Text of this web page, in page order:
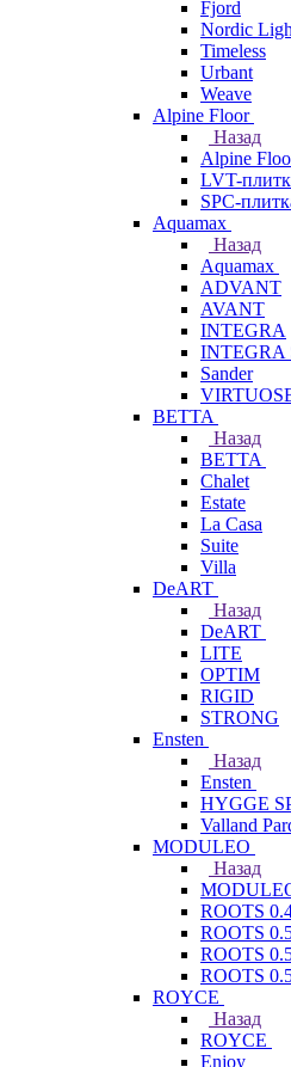
Fjord
Nordic
Timeless
Urbant
Weave
Alpine Floor
Назад
Alpine
LVT-
SPC-
Aquamax
Назад
Aquamax
ADVANT
AVANT
INTEGRA
INTEGRA
Sander
BETTA
Назад
BETTA
Chalet
Estate
La Casa
Suite
Villa
DeART
Назад
DeART
LITE
OPTIM
RIGID
STRONG
Ensten
Назад
Ensten
HYGGE
Valland
MODULEO
Назад
ROOTS
ROOTS
ROOTS
ROOTS
ROYCE
Назад
ROYCE
Enjoy